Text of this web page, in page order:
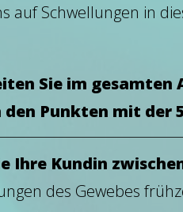
auf Schwellungen in
Sie im
den Punkten mit der
Ihre Kundin
des Gewebes